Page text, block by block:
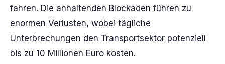
fahren. Die anhaltenden Blockaden führen zu
enormen Verlusten, wobei tägliche
Unterbrechungen den Transportsektor potenziell
bis zu 10 Millionen Euro kosten.